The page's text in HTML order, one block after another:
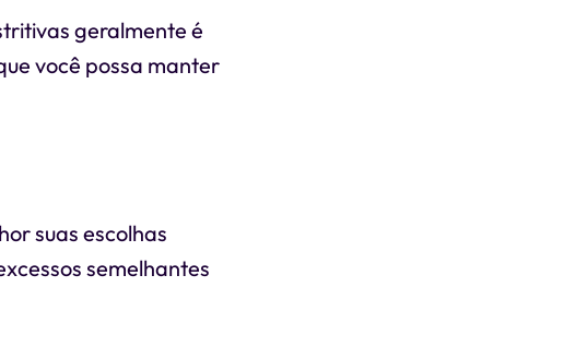
geralmente é
você possa manter
suas escolhas
semelhantes